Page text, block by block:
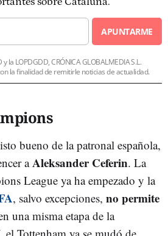
APUNTARME
la LOPDGDD, CRÓNICA GLOBALMEDIA S.L.
la finalidad de remitirle noticias de actualidad.
bueno de la patronal española,
aAleksander Ceferin. La
League ya ha empezado y la
, salvo excepciones, no permite
una misma etapa de la